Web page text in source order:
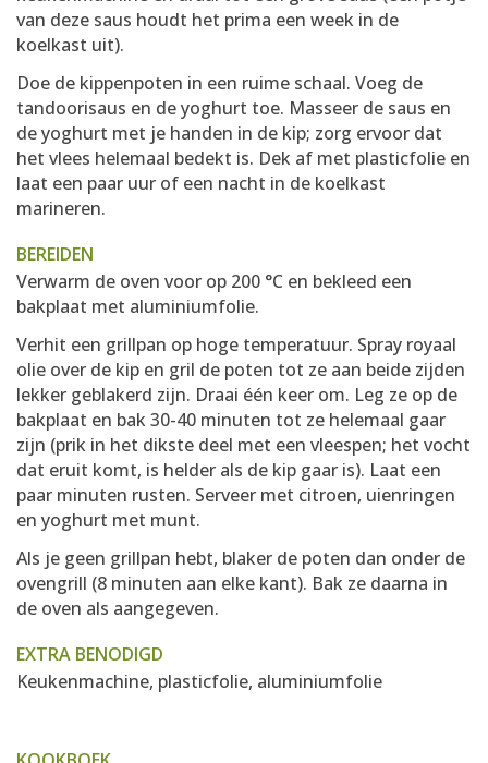
van deze saus houdt het prima een week in de
koelkast uit).
Doe de kippenpoten in een ruime schaal. Voeg de
tandoorisaus en de yoghurt toe. Masseer de saus en
de yoghurt met je handen in de kip; zorg ervoor dat
het vlees helemaal bedekt is. Dek af met plasticfolie en
laat een paar uur of een nacht in de koelkast
marineren.
BEREIDEN
Verwarm de oven voor op 200 °C en bekleed een
bakplaat met aluminiumfolie.
Verhit een grillpan op hoge temperatuur. Spray royaal
olie over de kip en gril de poten tot ze aan beide zijden
lekker geblakerd zijn. Draai één keer om. Leg ze op de
bakplaat en bak 30-40 minuten tot ze helemaal gaar
zijn (prik in het dikste deel met een vleespen; het vocht
dat eruit komt, is helder als de kip gaar is). Laat een
paar minuten rusten. Serveer met citroen, uienringen
en yoghurt met munt.
Als je geen grillpan hebt, blaker de poten dan onder de
ovengrill (8 minuten aan elke kant). Bak ze daarna in
de oven als aangegeven.
EXTRA BENODIGD
Keukenmachine, plasticfolie, aluminiumfolie